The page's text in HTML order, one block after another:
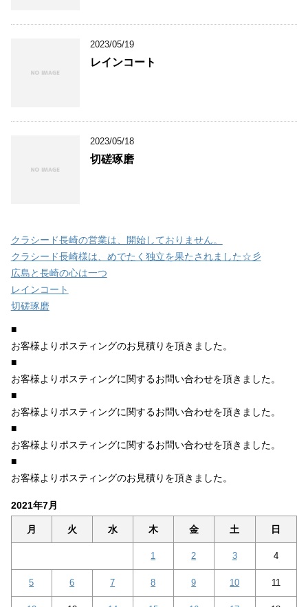
2023/05/19
レインコート
2023/05/18
切磋琢磨
クラシード長崎の営業は、開始しておりません。
クラシード長崎様は、めでたく独立を果たされました☆彡
広島と長崎の心は一つ
レインコート
切磋琢磨
■
お客様よりポスティングのお見積りを頂きました。
■
お客様よりポスティングに関するお問い合わせを頂きました。
■
お客様よりポスティングに関するお問い合わせを頂きました。
■
お客様よりポスティングに関するお問い合わせを頂きました。
■
お客様よりポスティングのお見積りを頂きました。
2021年7月
月 火 水 木 金 土 日
1 2 3 4
5 6 7 8 9 10 11